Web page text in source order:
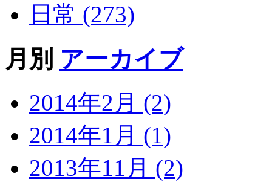
日常 (273)
月別 アーカイブ
2014年2月 (2)
2014年1月 (1)
2013年11月 (2)